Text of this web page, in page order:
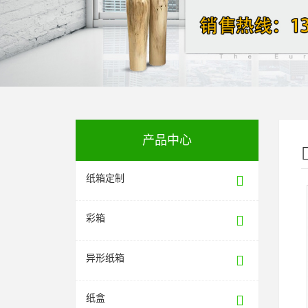
产品中心
纸箱定制
彩箱
异形纸箱
纸盒